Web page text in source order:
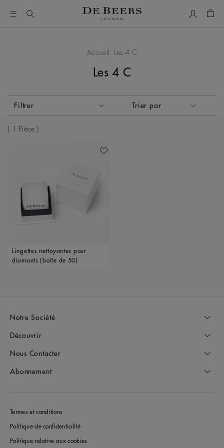
Accueil Les 4 C
Les 4 C
Filtrer Trier par
Trier par
1 Pièce
Ajouter À Ma Wishlist
Lingettes nettoyantes pour
diamants (boîte de 50)
Notre Société
Découvrir
Nous Contacter
Abonnement
Termes et conditions
Politique de confidentialité
Politique relative aux cookies